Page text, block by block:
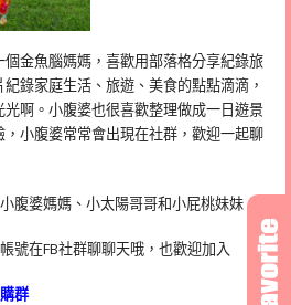
金魚腦媽媽，喜歡用部落格分享紀錄旅
錄家庭生活、旅遊、美食的點點滴滴，
啊。小腹婆也很喜歡整理做成一日遊景
小腹婆常常會出現在社群，歡迎一起聊
腹婆媽媽、小太陽哥哥和小屁桃妹妹
號在FB社群聊聊天哦，也歡迎加入
群